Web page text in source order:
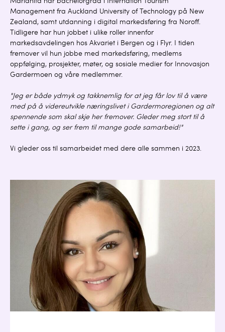
Marianita har bachelorgrad i Internation Tourism
Management fra Auckland University of Technology på New
Zealand, samt utdanning i digital markedsføring fra Noroff.
Tidligere har hun jobbet i ulike roller innenfor
markedsavdelingen hos Akvariet i Bergen og i Flyr. I tiden
fremover vil hun jobbe med markedsføring, medlems
oppfølging, prosjekter, møter, og sosiale medier for Innovasjon
Gardermoen og våre medlemmer.
"Jeg er både ydmyk og takknemlig for at jeg får lov til å være
med på å videreutvikle næringslivet i Gardermoregionen og alt
spennende som skal skje her fremover. Gleder meg stort til å
sette i gang, og ser frem til mange gode samarbeid!"
Vi gleder oss til samarbeidet med dere alle sammen i 2023.